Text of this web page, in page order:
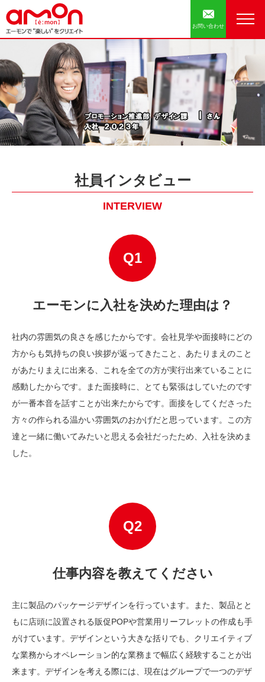
お問い合わせ
社員インタビュー
INTERVIEW
エーモンに入社を決めた理由は？
社内の雰囲気の良さを感じたからです。会社見学や面接時にどの
方からも気持ちの良い挨拶が返ってきたこと、あたりまえのこと
があたりまえに出来る、これを全ての方が実行出来ていることに
感動したからです。また面接時に、とても緊張はしていたのです
が一番本音を話すことが出来たからです。面接をしてくださった
方々の作られる温かい雰囲気のおかげだと思っています。この方
達と一緒に働いてみたいと思える会社だったため、入社を決めま
した。
仕事内容を教えてください
主に製品のパッケージデザインを行っています。また、製品とと
もに店頭に設置される販促POPや営業用リーフレットの作成も手
がけています。デザインという大きな括りでも、クリエイティブ
な業務からオペレーション的な業務まで幅広く経験することが出
来ます。デザインを考える際には、現在はグループで一つのデザ